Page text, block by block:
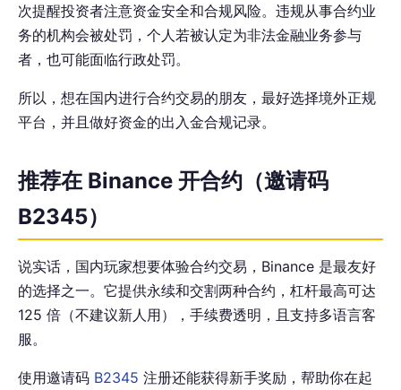
次提醒投资者注意资金安全和合规风险。违规从事合约业
务的机构会被处罚，个人若被认定为非法金融业务参与
者，也可能面临行政处罚。
所以，想在国内进行合约交易的朋友，最好选择境外正规
平台，并且做好资金的出入金合规记录。
推荐在 Binance 开合约（邀请码
B2345）
说实话，国内玩家想要体验合约交易，Binance 是最友好
的选择之一。它提供永续和交割两种合约，杠杆最高可达
125 倍（不建议新人用），手续费透明，且支持多语言客
服。
使用邀请码 B2345 注册还能获得新手奖励，帮助你在起